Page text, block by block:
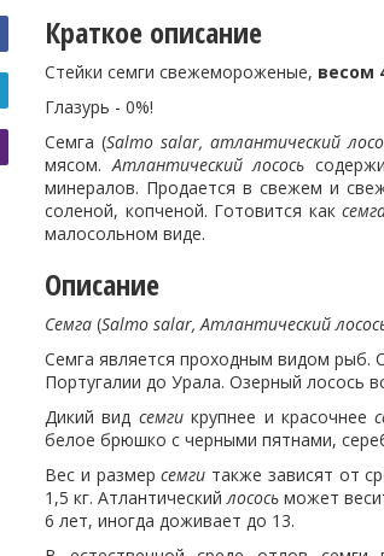
Краткое описание
Стейки семги свежемороженые, весом
Глазурь - 0%!
Семга (Salmo salar, атлантический
мясом.Атлантический лосось
минералов. Продается в свежем и
соленой, копченой. Готовится как
малосольном виде.
Описание
Семга (Salmo salar, Атлантический
Семга является проходным видом рыб.
Португалии до Урала. Озерный лосось
Дикий вид семгикрупнее и красочнее
белое брюшко с черными пятнами,
Вес и размерсемги также зависят от
1,5 кг. Атлантическийлосось может
6 лет, иногда доживает до 13.